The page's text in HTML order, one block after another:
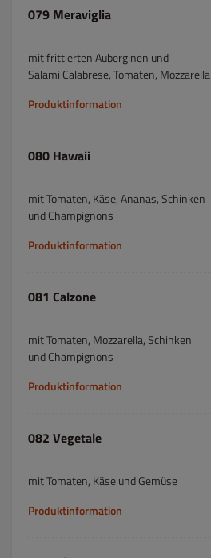
079 Meraviglia
mit frittierten Auberginen und
Salami Calabrese, Tomaten, Mozzarella
Produktinformation
080 Hawaii
mit Tomaten, Käse, Ananas, Schinken
und Champignons
Produktinformation
081 Calzone
mit Tomaten, Mozzarella, Schinken
und Champignons
Produktinformation
082 Vegetale
mit Tomaten, Käse und Gemüse
Produktinformation